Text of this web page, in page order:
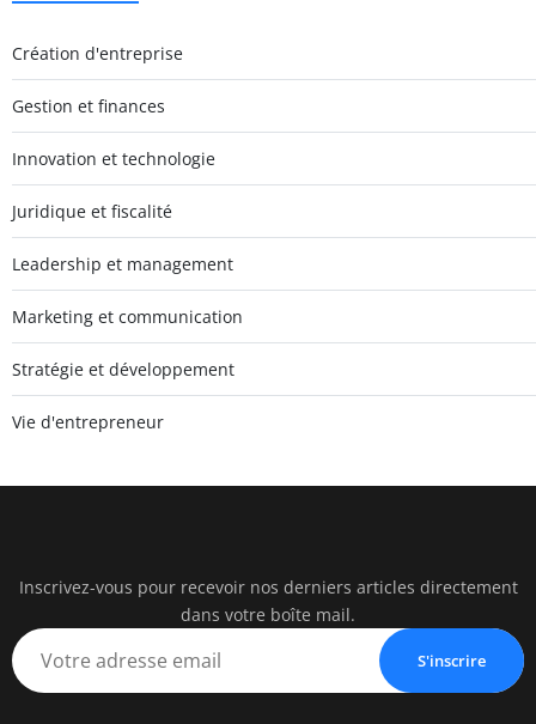
Création d'entreprise
Gestion et finances
Innovation et technologie
Juridique et fiscalité
Leadership et management
Marketing et communication
Stratégie et développement
Vie d'entrepreneur
Business
Inscrivez-vous pour recevoir nos derniers articles directement
dans votre boîte mail.
S'inscrire